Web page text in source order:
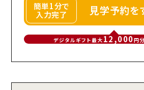
簡単1分で
入力完了
見学予約を
デジタルギフト最大 12,000円